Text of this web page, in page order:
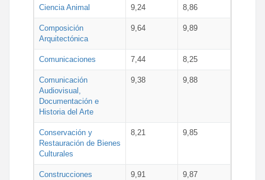
Ciencia Animal 9,24 8,86
Composición
Arquitectónica
9,64 9,89
Comunicaciones 7,44 8,25
Comunicación
Audiovisual,
Documentación e
Historia del Arte
9,38 9,88
Conservación y
Restauración de Bienes
Culturales
8,21 9,85
Construcciones
9,91 9,87